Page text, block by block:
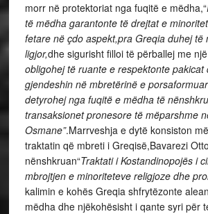
morr në protektoriat nga fuqitë e mëdha,“
të mëdha garantonte të drejtat e
fetare në çdo aspekt,pra Greqia duhej të
ligjor,dhe sigurisht filloi të përballej me
obligohej të ruante e respektonte pakicat
gjendeshin në mbretërinë e
detyrohej nga fuqitë e mëdha të
transaksionet pronesore të mëparshme
Osmane”.Marrveshja e dytë konsiston
traktatin që mbreti i Greqisë,Bavarezi Otto
nënshkruan“Traktati i Kostandinopojës i
mbrojtjen e minoriteteve religjoze dhe
kalimin e kohës Greqia shfrytëzonte
mëdha dhe njëkohësisht i qante syri për